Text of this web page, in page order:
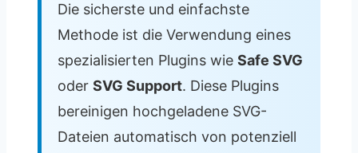
Die sicherste und einfachste
Methode ist die Verwendung eines
spezialisierten Plugins wie Safe SVG
oder SVG Support. Diese Plugins
bereinigen hochgeladene SVG-
Dateien automatisch von potenziell